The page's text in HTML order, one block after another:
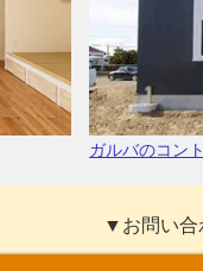
ガルバのコン
▼お問い合